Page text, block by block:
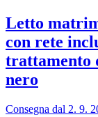
Letto
con rete
trattamento
nero
Consegna dal 2. 9.